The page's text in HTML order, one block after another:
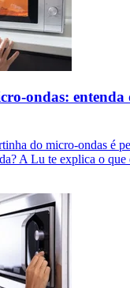
ondas: entenda
do micro-ondas é
A Lu te explica o que